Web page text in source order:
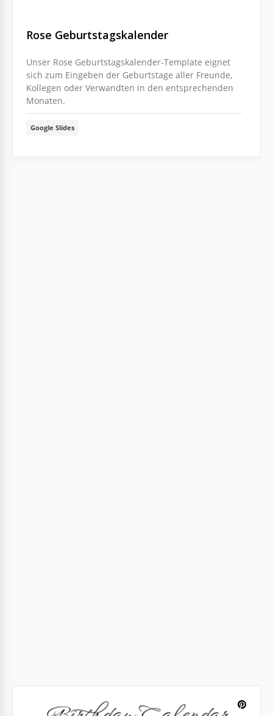
Rose Geburtstagskalender
Unser Rose Geburtstagskalender-Template eignet
sich zum Eingeben der Geburtstage aller Freunde,
Kollegen oder Verwandten in den entsprechenden
Monaten.
Google Slides